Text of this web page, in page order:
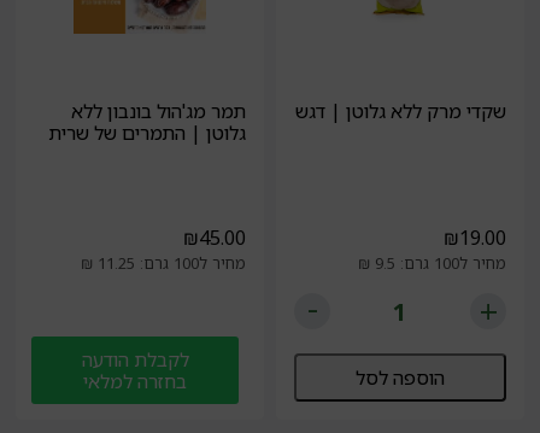
שקדי מרק ללא גלוטן | דגש
₪19.00
מחיר ל100 גרם: 9.5 ₪
הוספה לסל
תמר מג'הול בונבון ללא
גלוטן | התמרים של שרית
₪45.00
מחיר ל100 גרם: 11.25 ₪
לקבלת הודעה
בחזרה למלאי